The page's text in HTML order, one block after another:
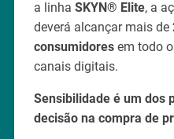
a linha SKYN® Elite, a
deverá alcançar mais de
consumidoresem todo
canais digitais.
Sensibilidade é um dos
decisão na compra de